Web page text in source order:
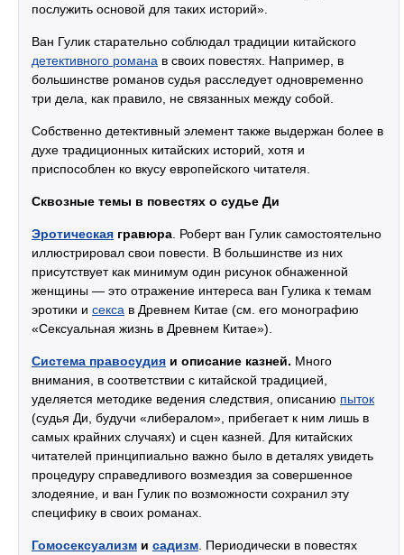
послужить основой для таких историй».
Ван Гулик старательно соблюдал традиции китайского
детективного романа в своих повестях. Например, в
большинстве романов судья расследует одновременно
три дела, как правило, не связанных между собой.
Собственно детективный элемент также выдержан более в
духе традиционных китайских историй, хотя и
приспособлен ко вкусу европейского читателя.
Сквозные темы в повестях о судье Ди
Эротическая гравюра . Роберт ван Гулик самостоятельно
иллюстрировал свои повести. В большинстве из них
присутствует как минимум один рисунок обнаженной
женщины — это отражение интереса ван Гулика к темам
эротики и секса в Древнем Китае (см. его монографию
«Сексуальная жизнь в Древнем Китае»).
Система правосудия и описание казней. Много
внимания, в соответствии с китайской традицией,
уделяется методике ведения следствия, описанию пыток
(судья Ди, будучи «либералом», прибегает к ним лишь в
самых крайних случаях) и сцен казней. Для китайских
читателей принципиально важно было в деталях увидеть
процедуру справедливого возмездия за совершенное
злодеяние, и ван Гулик по возможности сохранил эту
специфику в своих романах.
Гомосексуализм и садизм . Периодически в повестях